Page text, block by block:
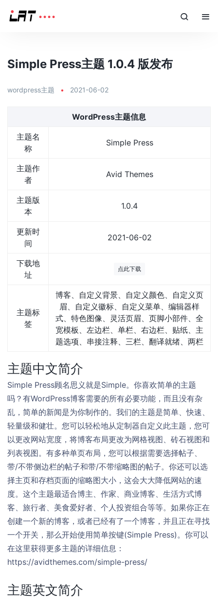
Simple Press主题 1.0.4 版发布
wordpress主题 • 2021-06-02
WordPress主题信息
主题名
称
Simple Press
主题作
者
Avid Themes
主题版
本
1.0.4
更新时
间
2021-06-02
下载地
址
点此下载
主题标
签
博客、自定义背景、自定义颜色、自定义页
眉、自定义徽标、自定义菜单、编辑器样
式、特色图像、灵活页眉、页脚小部件、全
宽模板、左边栏、单栏、右边栏、贴纸、主
题选项、串接注释、三栏、翻译就绪、两栏
主题中文简介
Simple Press顾名思义就是Simple。你喜欢简单的主题
吗？有WordPress博客需要的所有必要功能，而且没有杂
乱，简单的新闻是为你制作的。我们的主题是简单、快速、
轻量级和健壮。您可以轻松地从定制器自定义此主题，您可
以更改网站宽度，将博客布局更改为网格视图、砖石视图和
列表视图。有多种单页布局，您可以根据需要选择帖子、
带/不带侧边栏的帖子和带/不带缩略图的帖子。你还可以选
择主页和存档页面的缩略图大小，这会大大降低网站的速
度。这个主题最适合博主、作家、商业博客、生活方式博
客、旅行者、美食爱好者、个人投资组合等等。如果你正在
创建一个新的博客，或者已经有了一个博客，并且正在寻找
一个开关，那么开始使用简单按键(Simple Press)。你可以
在这里获得更多主题的详细信息：
https://avidthemes.com/simple-press/
主题英文简介